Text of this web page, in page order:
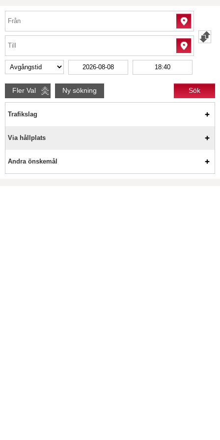
Trafikslag
Via hållplats
Andra önskemål